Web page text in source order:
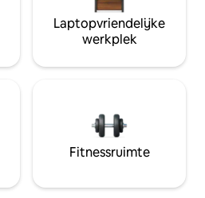
Laptopvriendelijke
werkplek
Fitnessruimte